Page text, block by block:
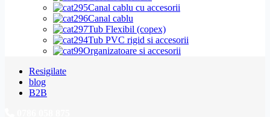
Canal cablu cu accesorii
Canal cablu
Tub Flexibil (copex)
Tub PVC rigid si accesorii
Organizatoare si accesorii
Resigilate
blog
B2B